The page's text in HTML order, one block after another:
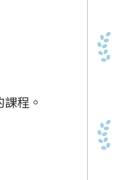
程。